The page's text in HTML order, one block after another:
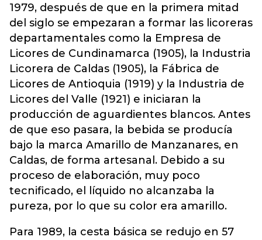
1979, después de que en la primera mitad
del siglo se empezaran a formar las licoreras
departamentales como la Empresa de
Licores de Cundinamarca (1905), la Industria
Licorera de Caldas (1905), la Fábrica de
Licores de Antioquia (1919) y la Industria de
Licores del Valle (1921) e iniciaran la
producción de aguardientes blancos. Antes
de que eso pasara, la bebida se producía
bajo la marca Amarillo de Manzanares, en
Caldas, de forma artesanal. Debido a su
proceso de elaboración, muy poco
tecnificado, el líquido no alcanzaba la
pureza, por lo que su color era amarillo.
Para 1989, la cesta básica se redujo en 57